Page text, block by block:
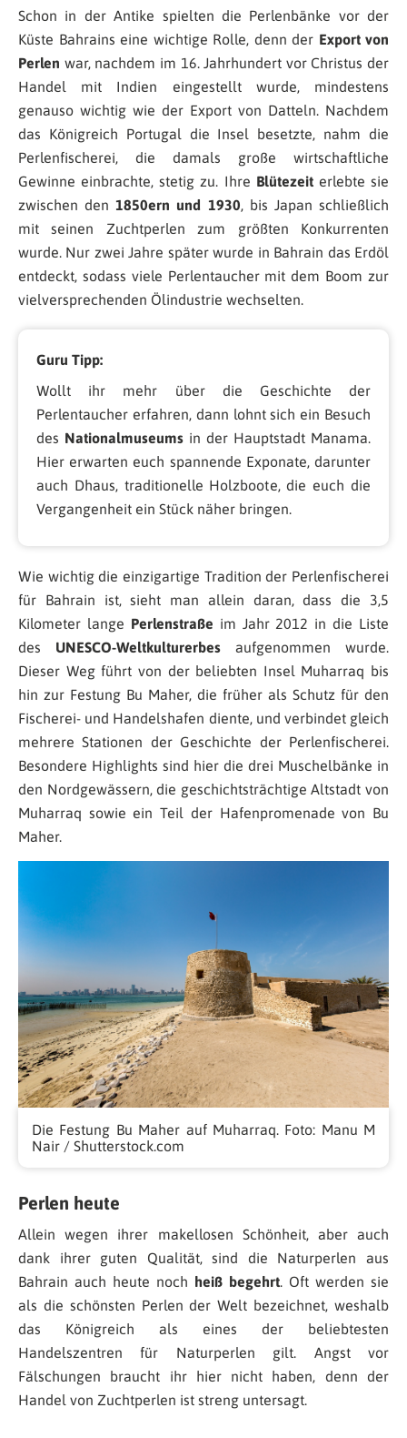
Schon in der Antike spielten die Perlenbänke vor der
Küste Bahrains eine wichtige Rolle, denn der Export von
Perlen war, nachdem im 16. Jahrhundert vor Christus der
Handel mit Indien eingestellt wurde, mindestens
genauso wichtig wie der Export von Datteln. Nachdem
das Königreich Portugal die Insel besetzte, nahm die
Perlenfischerei, die damals große wirtschaftliche
Gewinne einbrachte, stetig zu. Ihre Blütezeiterlebte sie
zwischen den1850ern und 1930, bis Japan schließlich
mit seinen Zuchtperlen zum größten Konkurrenten
wurde. Nur zwei Jahre später wurde in Bahrain das Erdöl
entdeckt, sodass viele Perlentaucher mit dem Boom zur
vielversprechenden Ölindustrie wechselten.
Guru Tipp:
Wollt ihr mehr über die Geschichte der
Perlentaucher erfahren, dann lohnt sich ein Besuch
des Nationalmuseums in der Hauptstadt Manama.
Hier erwarten euch spannende Exponate, darunter
auch Dhaus, traditionelle Holzboote, die euch die
Vergangenheit ein Stück näher bringen.
Wie wichtig die einzigartige Tradition der Perlenfischerei
für Bahrain ist, sieht man allein daran, dass die 3,5
Kilometer lange Perlenstraße im Jahr 2012 in die Liste
des UNESCO-Weltkulturerbes aufgenommen wurde.
Dieser Weg führt von der beliebten Insel Muharraq bis
hin zur Festung Bu Maher, die früher als Schutz für den
Fischerei- und Handelshafen diente, und verbindet gleich
mehrere Stationen der Geschichte der Perlenfischerei.
Besondere Highlights sind hier die drei Muschelbänke in
den Nordgewässern, die geschichtsträchtige Altstadt von
Muharraq sowie ein Teil der Hafenpromenade von Bu
Maher.
Die Festung Bu Maher auf Muharraq. Foto: Manu M
Nair / Shutterstock.com
Perlen heute
Allein wegen ihrer makellosen Schönheit, aber auch
dank ihrer guten Qualität, sind die Naturperlen aus
Bahrain auch heute noch
heiß begehrt. Oft werden sie
als die schönsten Perlen der Welt bezeichnet, weshalb
das Königreich als eines der beliebtesten
Handelszentren für Naturperlen gilt. Angst vor
Fälschungen braucht ihr hier nicht haben, denn der
Handel von Zuchtperlen ist streng untersagt.